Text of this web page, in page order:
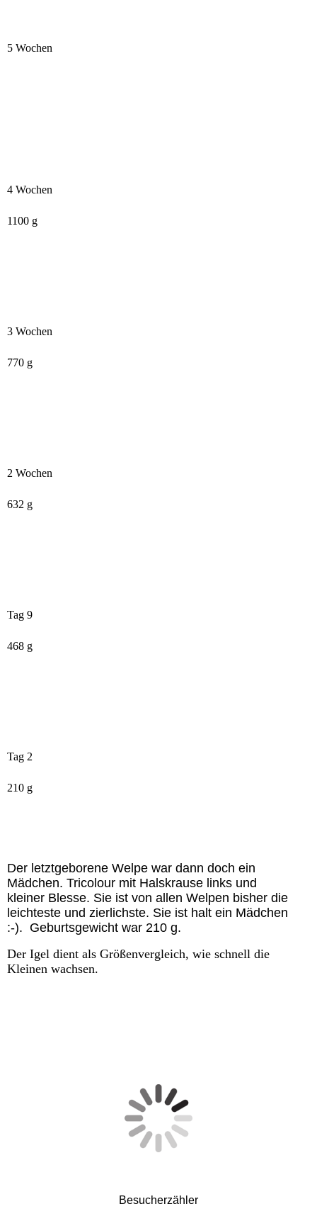
5 Wochen
4 Wochen
1100 g
3 Wochen
770 g
2 Wochen
632 g
Tag 9
468 g
Tag 2
210 g
Der letztgeborene Welpe war dann doch ein
Mädchen. Tricolour mit Halskrause links und
kleiner Blesse. Sie ist von allen Welpen bisher die
leichteste und zierlichste. Sie ist halt ein Mädchen
:-). Geburtsgewicht war 210 g.
Der Igel dient als Größenvergleich, wie schnell die
Kleinen wachsen.
Besucherzähler